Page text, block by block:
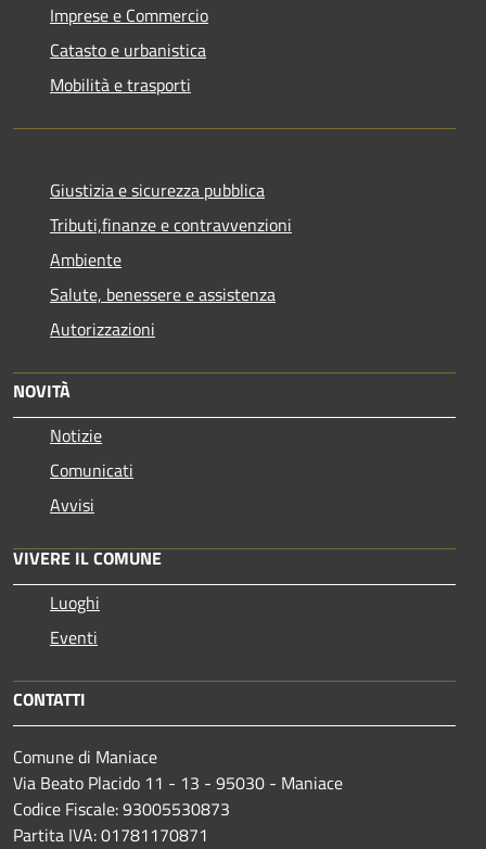
Imprese e Commercio
Catasto e urbanistica
Mobilità e trasporti
Giustizia e sicurezza pubblica
Tributi,finanze e contravvenzioni
Ambiente
Salute, benessere e assistenza
Autorizzazioni
NOVITÀ
Notizie
Comunicati
Avvisi
VIVERE IL COMUNE
Luoghi
Eventi
CONTATTI
Comune di Maniace
Via Beato Placido 11 - 13 - 95030 - Maniace
Codice Fiscale: 93005530873
Partita IVA: 01781170871